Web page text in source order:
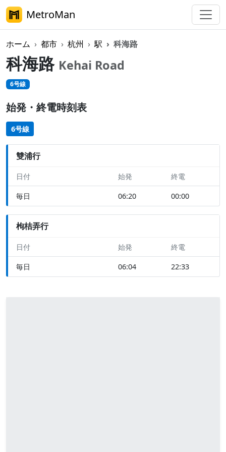
MetroMan
ホーム 都市 杭州 駅 科海路
科海路 Kehai Road
6号線
始発・終電時刻表
6号線
雙浦行
日付 始発 終電
毎日 06:20 00:00
枸桔弄行
日付 始発 終電
毎日 06:04 22:33